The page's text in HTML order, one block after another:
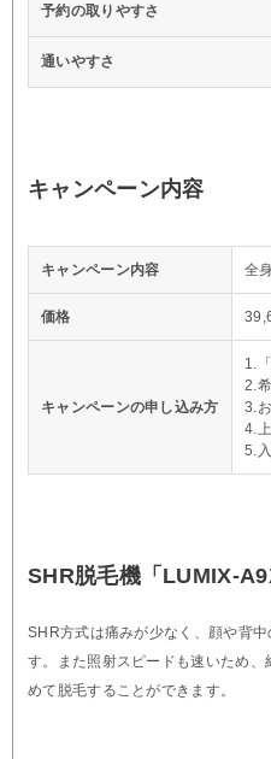
予約の取りやすさ
通いやすさ
キャンペーン内容
キャンペーン内容 全
価格
キャンペーンの申し込み方
1.
2.
3.
4.
5.
SHR脱毛機「LUMIX-
SHR方式は痛みが少なく、顔や背
す。また照射スピードも速いため
めて脱毛することができます。